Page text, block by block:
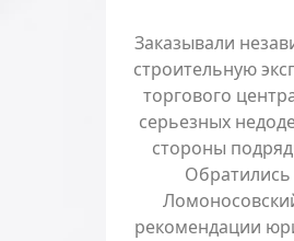
Заказывали
строительную
торгового
серьезных
стороны
Обратились
рекомендации